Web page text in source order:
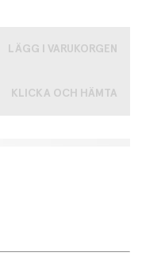
LÄGG I VARUKORGEN
KLICKA OCH HÄMTA